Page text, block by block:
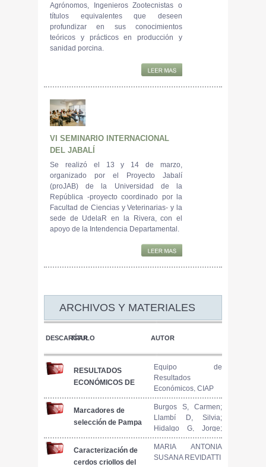
Agrónomos, Ingenieros Zootecnistas o
títulos equivalentes que deseen
profundizar en sus conocimientos
teóricos y prácticos en producción y
sanidad porcina.
VI SEMINARIO INTERNACIONAL
DEL JABALÍ
Se realizó el 13 y 14 de marzo,
organizado por el Proyecto Jabalí
(proJAB) de la Universidad de la
República -proyecto coordinado por la
Facultad de Ciencias y Veterinarias- y la
sede de UdelaR en la Rivera, con el
apoyo de la Intendencia Departamental.
ARCHIVOS Y MATERIALES
DESCARGAR
TÍTULO AUTOR
RESULTADOS
ECONÓMICOS DE
PRODUCTIVOS
PORCINOS.
Equipo de
Resultados
Económicos, CIAP
Marcadores de
selección de Pampa
Burgos S, Carmen;
Llambí D, Silvia;
Hidalgo G, Jorge;
Montenegro S,
María; Arruga L,
Victoria;
Caracterización de
cerdos criollos del
MARIA ANTONIA
SUSANA REVIDATTI